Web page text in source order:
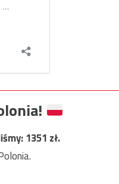
1351 zł.